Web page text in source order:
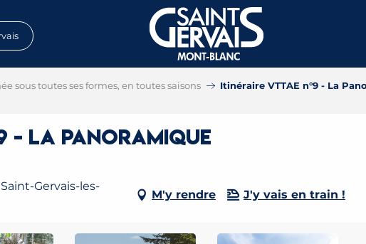
sous toutes ses formes, en toutes saisons Itinéraire VTTAE n°9 - La
- La Panoramique
Gervais-les-
M'y rendre J'y vais en train !